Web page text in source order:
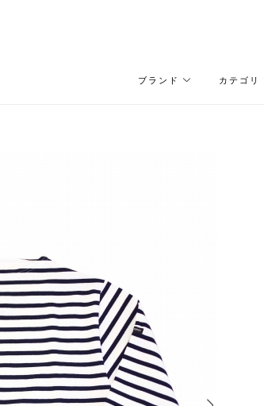
ブランド カテゴリ